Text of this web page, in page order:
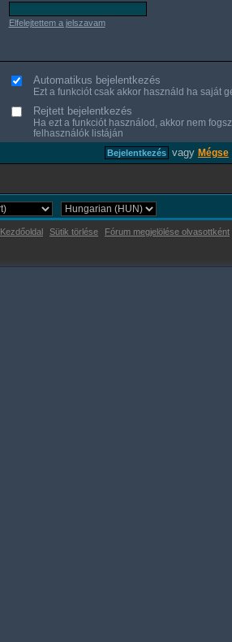
Elfelejtettem a jelszavam
Automatikus bejelentkezés
Ezt a funkciót csak akkor használd ha saját
Rejtett bejelentkezés
Ha ezt a funkciót használod, akkor nem
felhasználók listáján
vagy Mégse
Kezdőoldal Sütik törlése Fórum megjelölése olvasottként